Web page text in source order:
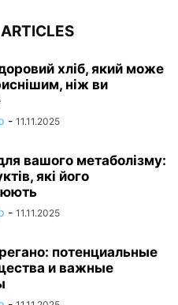
хліб, який може
ніж ви
- 11.11.2025
вашого метаболізму:
які його
- 11.11.2025
потенциальные
и важные